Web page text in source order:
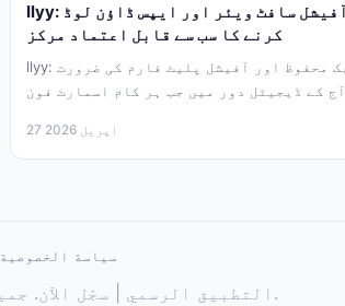
llyy: آفیشل سافٹ ویئر اور ایپس ڈاؤن لوڈ
کرنے کا سب سے قابل اعتماد مرکز
llyy: ایک محفوظ اور آفیشل پلیٹ فارم کی ضرورت
آج کے ڈیجیٹل دور میں جب ہر کام اسمارٹ فون
27 اپریل 2026
سياسة الخصوصية
© 2026 llyy ⚡ التطبيق الرسمي | سجّل الآن. جميع الحقوق محفوظة.